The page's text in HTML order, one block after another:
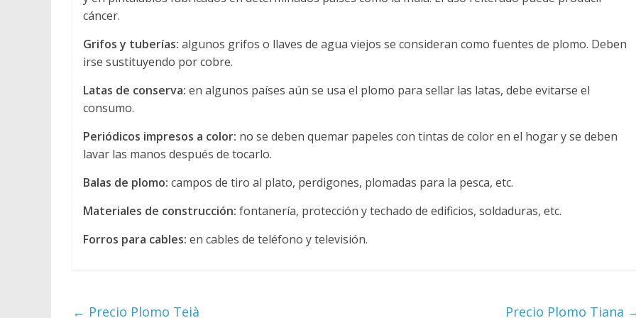
cáncer.
Grifos y tuberías: algunos grifos o llaves de agua viejos se consideran como fuentes de plomo. Deben
irse sustituyendo por cobre.
Latas de conserva: en algunos países aún se usa el plomo para sellar las latas, debe evitarse el
consumo.
Periódicos impresos a color: no se deben quemar papeles con tintas de color en el hogar y se deben
lavar las manos después de tocarlo.
Balas de plomo: campos de tiro al plato, perdigones, plomadas para la pesca, etc.
Materiales de construcción: fontanería, protección y techado de edificios, soldaduras, etc.
Forros para cables: en cables de teléfono y televisión.
← Precio Plomo Teià Precio Plomo Tiana